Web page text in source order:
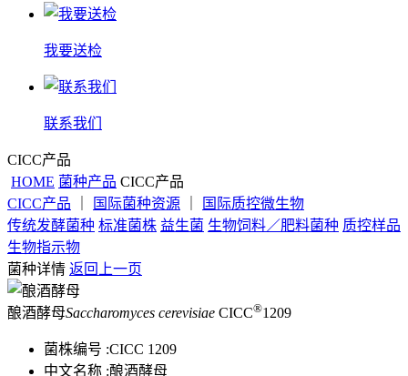
我要送检
联系我们
CICC产品
HOME 菌种产品 CICC产品
CICC产品
国际菌种资源
国际质控微生物
传统发酵菌种 标准菌株 益生菌 生物饲料／肥料菌种 质控样品
生物指示物
菌种详情 返回上一页
酿酒酵母Saccharomyces cerevisiae CICC®1209
菌株编号 :CICC 1209
中文名称 :酿酒酵母